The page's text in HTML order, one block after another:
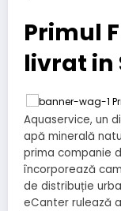
Primul
livrat in
Aquaservice, un
apă minerală
prima companie
încorporează
de distribuție
eCanter rulează